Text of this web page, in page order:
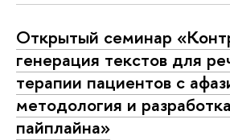
Открытый семинар
генерация текстов для
терапии пациентов с
методология и разработка
пайплайна»